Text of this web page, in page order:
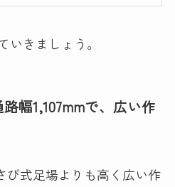
いきましょう。
幅1,107mmで、広い作
び式足場よりも高く広い作